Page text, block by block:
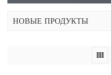
НОВЫЕ ПРОДУКТЫ